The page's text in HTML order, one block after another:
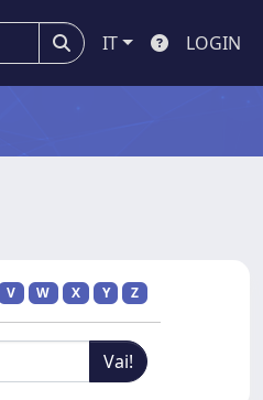
IT LOGIN
V W X Y Z